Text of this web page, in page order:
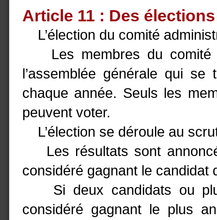
Article 11 : Des élections
L’élection du comité
Les membres du comité
l’assemblée générale qui
chaque année. Seuls les
peuvent voter.
L’élection se déroule au
Les résultats sont
considéré gagnant le candidat
Si deux candidats ou
considéré gagnant le plus